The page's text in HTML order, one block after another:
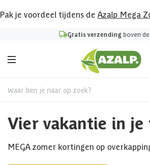
Pak je voordeel tijdens de Azalp Mega
Gratis verzending boven
Waar ben je naar op zoek?
Vier vakantie in je
MEGA zomer kortingen op